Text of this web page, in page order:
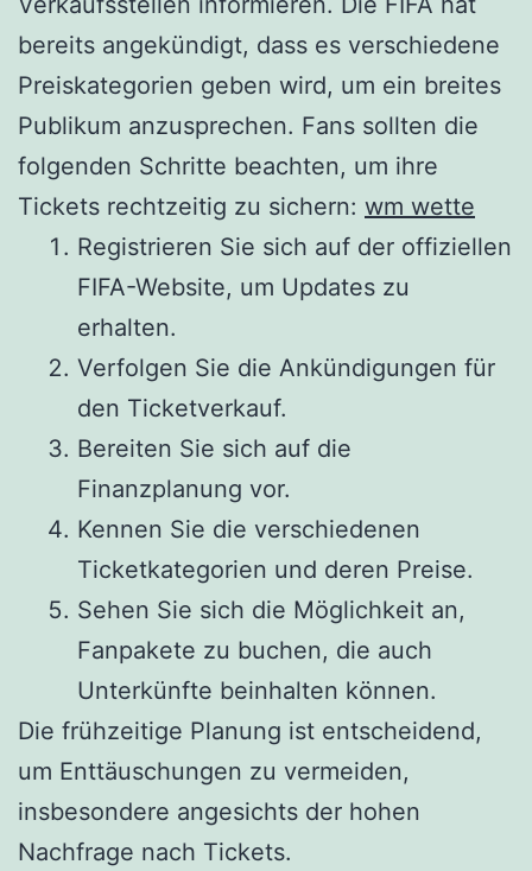
bereits angekündigt, dass es verschiedene
Preiskategorien geben wird, um ein breites
Publikum anzusprechen. Fans sollten die
folgenden Schritte beachten, um ihre
Tickets rechtzeitig zu sichern: wm wette
Registrieren Sie sich auf der offiziellen
FIFA-Website, um Updates zu
erhalten.
Verfolgen Sie die Ankündigungen für
den Ticketverkauf.
Bereiten Sie sich auf die
Finanzplanung vor.
Kennen Sie die verschiedenen
Ticketkategorien und deren Preise.
Sehen Sie sich die Möglichkeit an,
Fanpakete zu buchen, die auch
Unterkünfte beinhalten können.
Die frühzeitige Planung ist entscheidend,
um Enttäuschungen zu vermeiden,
insbesondere angesichts der hohen
Nachfrage nach Tickets.